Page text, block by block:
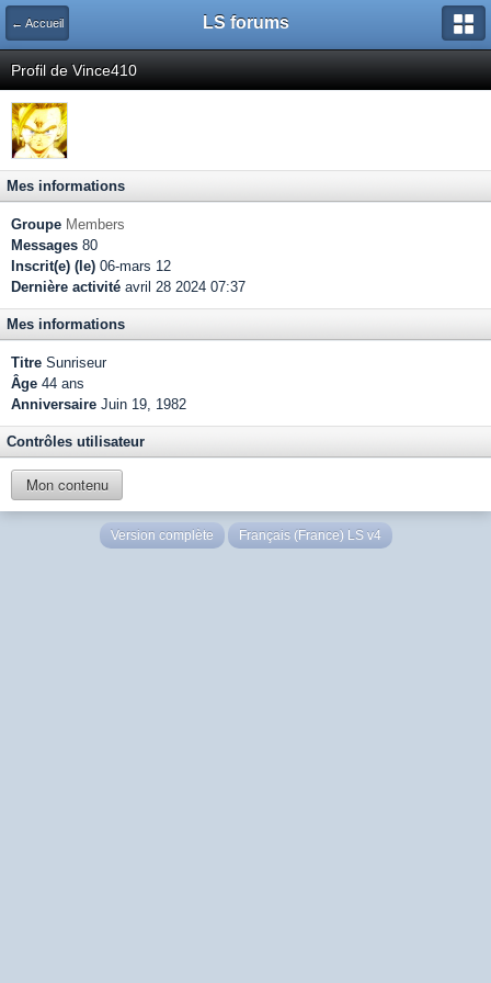
← Accueil LS forums
Profil de Vince410
Mes informations
Groupe Members
Messages 80
Inscrit(e) (le) 06-mars 12
Dernière activité avril 28 2024 07:37
Mes informations
Titre Sunriseur
Âge 44 ans
Anniversaire Juin 19, 1982
Contrôles utilisateur
Mon contenu
Version complète Français (France) LS v4